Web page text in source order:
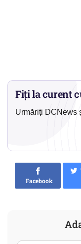
Fiți la curent
Urmăriți DCNews
Facebook